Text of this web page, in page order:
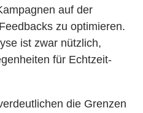
auf der
zu optimieren.
ist zwar nützlich,
für Echtzeit-
die Grenzen